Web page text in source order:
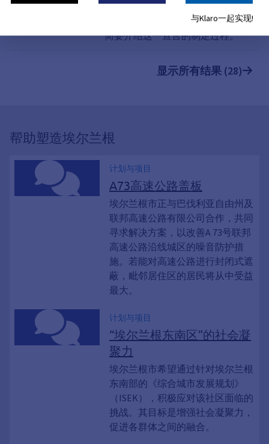
协力，共同起草了《埃尔兰根多样
性、尊重与宽容宣言》。下面我们将
简要介绍这一宣言的制定过程。
显示所有结果 (28)
帮助塑造埃尔兰根
计划与项目
A73高速公路盖板
埃尔兰根市正与巴伐利亚自由州及
联邦高速公路有限公司合作，共同
寻求解决方案，以改善A 73号联邦
高速公路沿线城区的噪音防护措
施。若能对高速公路进行封闭式遮
蔽，毗邻居住区的居民将从中受益
最大。
计划与项目
“埃尔兰根东南区”的社会凝
聚力
埃尔兰根市希望通过针对埃尔兰根
东南部的《综合城市发展规划》
（ISEK），积极应对该社区面临的
挑战。其目标是增强社会凝聚力，
促进各群体之间的融合。
与Klaro一起实现!